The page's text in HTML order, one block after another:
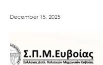
December 15, 2025